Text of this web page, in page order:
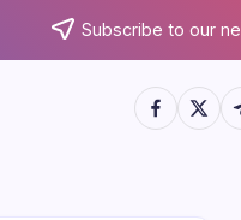
Subscribe to our
https://https://